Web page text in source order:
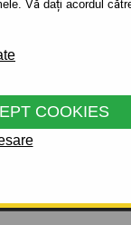
Vă dați acordul
COOKIES
seria : PK.Anul
completă a